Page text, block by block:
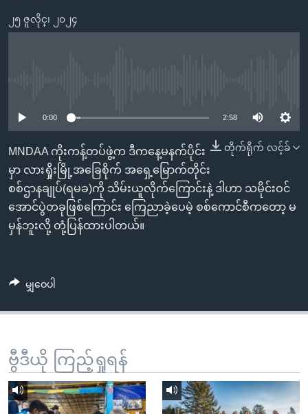
သို့
စာမျက်နှာ
သို့
ကျော်
ကြည့်
ရန်
နေရာ
အစ္စရေး-ပါလက်စတိုင်း
ရပ်ဝန်းတခု လမ်းတခု အလွန်
အင်္ဂလိပ်စာလေ့လာမယ်
ဗွီအိုအေ လူမှုကွန်ယက်များ
၂၅ ဇူလိုင္၊ ၂၀၂၄
0:00 2:58
တိုက်ရိုက် လင့်ခ်
MNDAA ကိုးကန့်တပ်ဖွဲ့က ဒီကနေ့မနက်ပိုင်း
မှာ လားရှိုးမြို့အခြေစိုက် အရှေ့မြောက်တိုင်း
စစ်ဌာနချုပ်(ရမခ)ကို သိမ်းယူလိုက်ကြောင်းနဲ့ ဒါဟာ သမိုင်းဝင်
အောင်ပွဲတခုဖြစ်ကြောင်း ကြေညာခဲ့ပေမဲ့ စစ်ကောင်စီကတော့ မ
မှန်ဘူးလို့ တုံ့ပြန်ထားပါတယ်။
မျှဝေပါ
ဗွီဒီယို ကြည့်ရှုရန်